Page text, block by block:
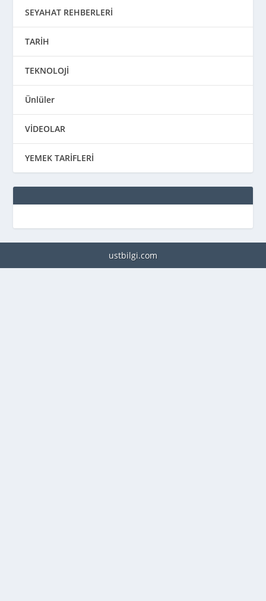
SEYAHAT REHBERLERİ
TARİH
TEKNOLOJİ
Ünlüler
VİDEOLAR
YEMEK TARİFLERİ
ustbilgi.com